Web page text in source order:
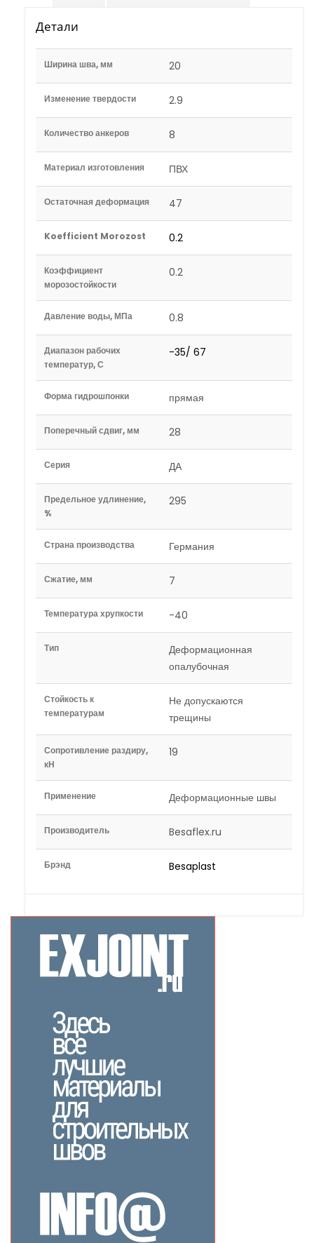
Детали
Ширина шва, мм 20
Изменение твердости 2.9
Количество анкеров 8
Материал изготовления ПВХ
Остаточная деформация 47
Koefficient Morozost 0.2
Коэффициент
морозостойкости
0.2
Давление воды, МПа 0.8
Диапазон рабочих
температур, С
-35/ 67
Форма гидрошпонки прямая
Поперечный сдвиг, мм 28
Серия ДА
Предельное удлинение,
%
295
Страна производства Германия
Сжатие, мм 7
Температура хрупкости -40
Тип
Деформационная
опалубочная
Стойкость к
температурам
Не допускаются
трещины
Сопротивление раздиру,
кН
19
Применение Деформационные швы
Производитель Besaflex.ru
Брэнд Besaplast